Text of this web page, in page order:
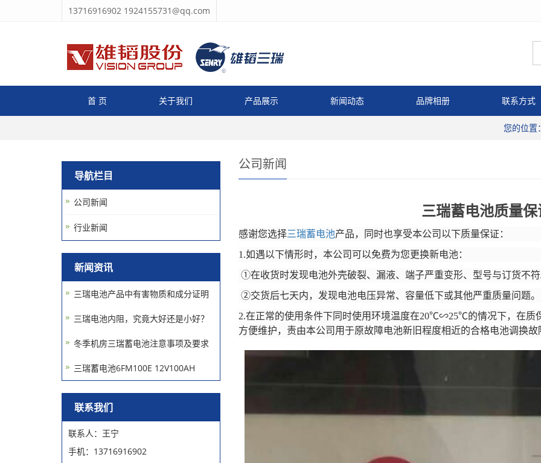
13716916902 1924155731@qq.com
首 页 关于我们 产品展示 新闻动态 品牌相册 联系方式
您的位置：
公司新闻
三瑞蓄电池质量
感谢您选择三瑞蓄电池产品，同时也享受本公司以下质量保证：
1.如遇以下情形时，本公司可以免费为您更换新电池：
①在收货时发现电池外壳破裂、漏液、端子严重变形、型号与订货不符
②交货后七天内，发现电池电压异常、容量低下或其他严重质量问题。
2.在正常的使用条件下同时使用环境温度在20℃∽25℃的情况下，在质
方便维护，责由本公司用于原故障电池新旧程度相近的合格电池调换故
导航栏目
公司新闻
行业新闻
新闻资讯
三瑞电池产品中有害物质和成分证明
三瑞电池内阻，究竟大好还是小好？
冬季机房三瑞蓄电池注意事项及要求
三瑞蓄电池6FM100E 12V100AH
联系我们
联系人：王宁
手机：13716916902